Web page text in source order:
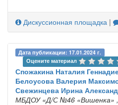
Дискуссионная площадка |
Дата публикации: 17.01.2024 г.
Оцените материал
Спожакина Наталия
Белоусова Валерия
Свежинцева Ирина
МБДОУ «Д/С №46 «Вишенка»